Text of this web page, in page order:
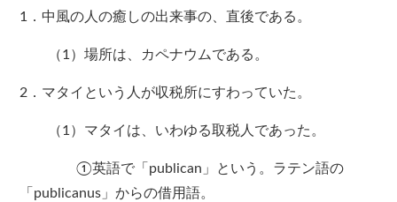
1．中風の人の癒しの出来事の、直後である。
（1）場所は、カペナウムである。
2．マタイという人が収税所にすわっていた。
（1）マタイは、いわゆる取税人であった。
①英語で「publican」という。ラテン語の
「publicanus」からの借用語。